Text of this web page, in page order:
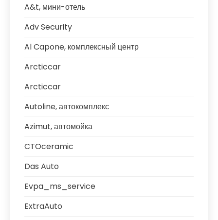
A&t, мини-отель
Adv Security
Al Capone, комплексный центр
Arcticcar
Arcticcar
Autoline, автокомплекс
Azimut, автомойка
CTOceramic
Das Auto
Evpa_ms_service
ExtraAuto